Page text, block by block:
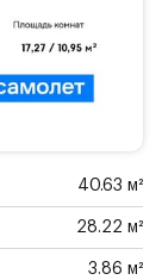
40.63 м²
28.22 м²
3.86 м²